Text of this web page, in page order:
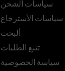
سياسات الشحن
سياسات الأسترجاع
ألبحث
تتبع الطلبات
سياسة الخصوصية